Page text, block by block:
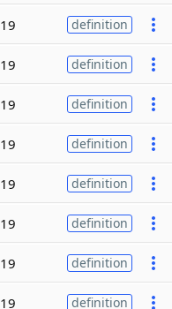
19 definition
19 definition
19 definition
19 definition
19 definition
19 definition
19 definition
19 definition